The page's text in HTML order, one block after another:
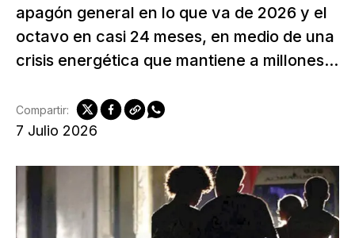
apagón general en lo que va de 2026 y el
octavo en casi 24 meses, en medio de una
crisis energética que mantiene a millones...
7 Julio 2026
Compartir: